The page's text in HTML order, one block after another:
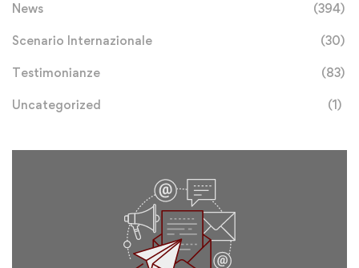
News (394)
Scenario Internazionale (30)
Testimonianze (83)
Uncategorized (1)